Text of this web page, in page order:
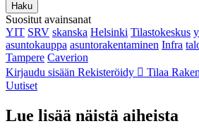
Haku
Suositut avainsanat
YIT SRV skanska Helsinki Tilastokeskus
asuntokauppa asuntorakentaminen Infra
Tampere Caverion
Kirjaudu sisään Rekisteröidy Tilaa
Uutiset
Lue lisää näistä aiheista